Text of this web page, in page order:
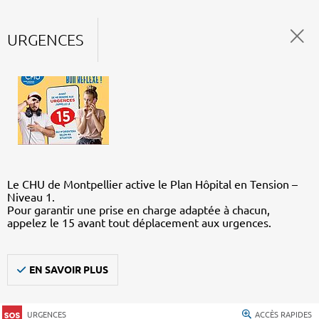
URGENCES
Le CHU de Montpellier active le Plan Hôpital en Tension –
Niveau 1.
Pour garantir une prise en charge adaptée à chacun,
appelez le 15 avant tout déplacement aux urgences.
EN SAVOIR PLUS
URGENCES ACCÈS RAPIDES